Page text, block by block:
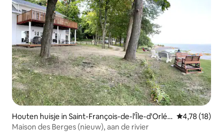
Houten huisje in Saint-François-de-l'Île-d'Orléa
ns
Gemiddelde
4,78 (18)
Maison des Berges (nieuw), aan de rivier